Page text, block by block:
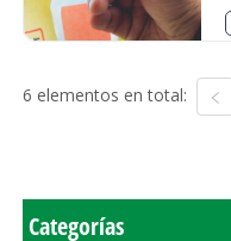
6 elementos en total:
Categorías